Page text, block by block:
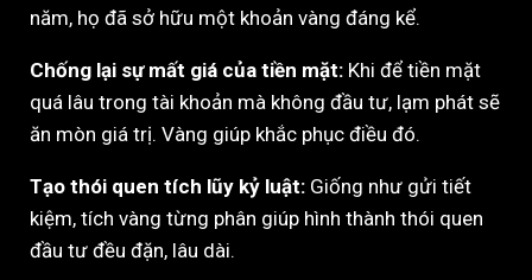
năm, họ đã sở hữu một khoản vàng đáng kể.
Chống lại sự mất giá của tiền mặt: Khi để tiền mặt
quá lâu trong tài khoản mà không đầu tư, lạm phát sẽ
ăn mòn giá trị. Vàng giúp khắc phục điều đó.
Tạo thói quen tích lũy kỷ luật: Giống như gửi tiết
kiệm, tích vàng từng phân giúp hình thành thói quen
đầu tư đều đặn, lâu dài.